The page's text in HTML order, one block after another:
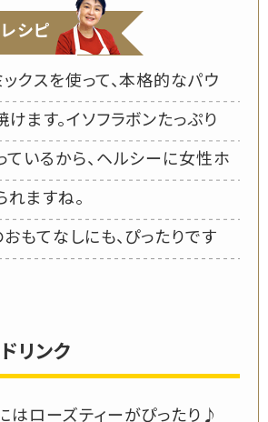
シピ
クスを使って、本格的なパウ
ます。イソフラボンたっぷり
ているから、ヘルシーに女性ホ
れますね。
もてなしにも、ぴったりです
リンク
はローズティーがぴったり♪